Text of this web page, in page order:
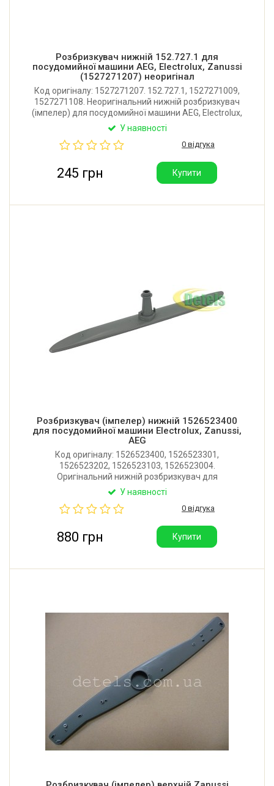
Розбризкувач нижній 152.727.1 для
посудомийної машини AEG, Electrolux, Zanussi
(1527271207) неоригінал
Код оригіналу: 1527271207. 152.727.1, 1527271009,
1527271108. Неоригінальний нижній розбризкувач
(імпелер) для посудомийної машини AEG, Electrolux,
Zanussi, Privileg. Довжина: 340 мм. Виробник: Китай.
У наявності
0 відгука
245 грн Купити
Розбризкувач (імпелер) нижній 1526523400
для посудомийної машини Electrolux, Zanussi,
AEG
Код оригіналу: 1526523400, 1526523301,
1526523202, 1526523103, 1526523004.
Оригінальний нижній розбризкувач для
посудомийної машини Electrolux, Zanussi, AEG,
У наявності
0 відгука
880 грн Купити